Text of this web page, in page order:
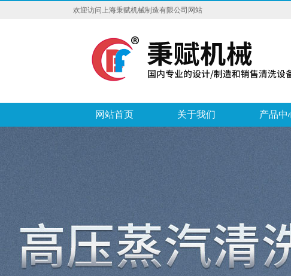
欢迎访问上海秉赋机械制造有限公司网站
网站首页 关于我们 产品中